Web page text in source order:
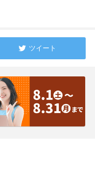
ツイート